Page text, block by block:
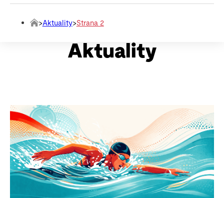
>Aktuality>Strana 2
Aktuality